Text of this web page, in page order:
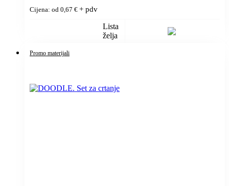
Cijena: od 0,67 € + pdv
Lista
želja
Promo materijali